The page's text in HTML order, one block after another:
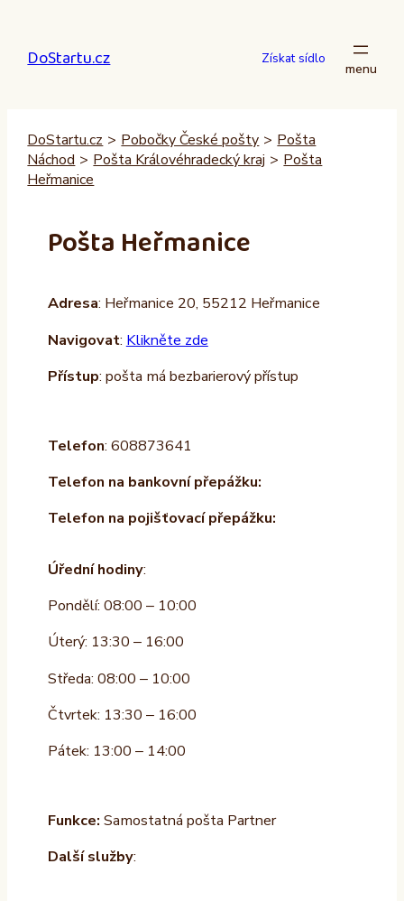
obsah
DoStartu.cz Získat sídlo
DoStartu.cz > Pobočky České pošty > Pošta
Náchod > Pošta Královéhradecký kraj > Pošta
Heřmanice
Pošta Heřmanice
Adresa: Heřmanice 20, 55212 Heřmanice
Navigovat: Klikněte zde
Přístup: pošta má bezbarierový přístup
Telefon: 608873641
Telefon na bankovní přepážku:
Telefon na pojišťovací přepážku:
Úřední hodiny:
Pondělí: 08:00 – 10:00
Úterý: 13:30 – 16:00
Středa: 08:00 – 10:00
Čtvrtek: 13:30 – 16:00
Pátek: 13:00 – 14:00
Funkce: Samostatná pošta Partner
Další služby: